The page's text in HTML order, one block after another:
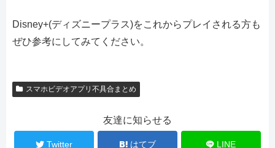
Disney+(ディズニープラス)をこれからプレイされる方も
ぜひ参考にしてみてください。
スマホビデオアプリ不具合まとめ
友達に知らせる
Twitter はてブ LINE